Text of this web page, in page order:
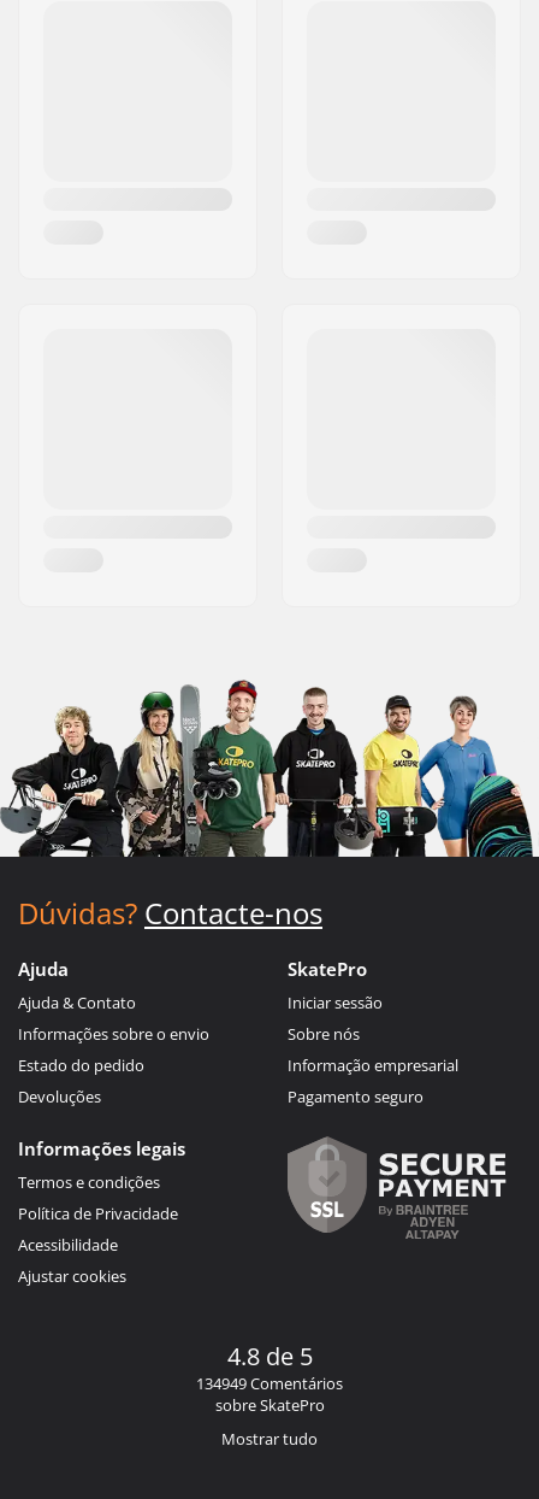
Dúvidas? Contacte-nos
Ajuda
Ajuda & Contato
Informações sobre o envio
Estado do pedido
Devoluções
SkatePro
Iniciar sessão
Sobre nós
Informação empresarial
Pagamento seguro
Informações legais
Termos e condições
Política de Privacidade
Acessibilidade
Ajustar cookies
4.8 de 5
134949 Comentários
sobre SkatePro
Mostrar tudo